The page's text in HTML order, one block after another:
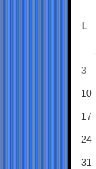
L
3
10
17
24
31